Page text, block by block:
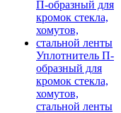
Уплотнитель П-
образный для
кромок стекла,
хомутов,
стальной ленты